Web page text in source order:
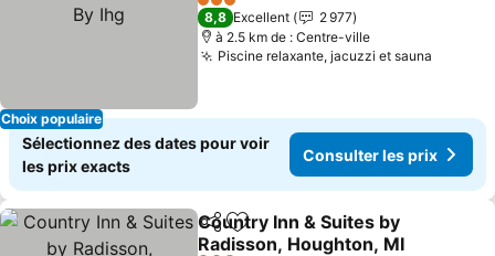
Choix populaire
Ihg
3 Étoiles
8,8 Excellent
2 977
à 2.5 km de : Centre-ville
Piscine relaxante, jacuzzi et sauna
Sélectionnez des dates pour voir
les prix exacts
Consulter les prix
PartagerAjouter à mes favoris
Country Inn & Suites by
Radisson, Houghton, MI